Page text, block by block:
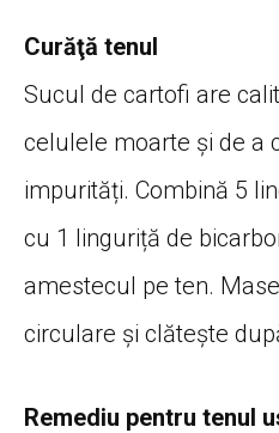
Curăţă tenul
Sucul de cartofi are
celulele moarte și de a
impurități. Combină 5
cu 1 linguriță de
amestecul pe ten.
circulare și clătește
Remediu pentru tenul